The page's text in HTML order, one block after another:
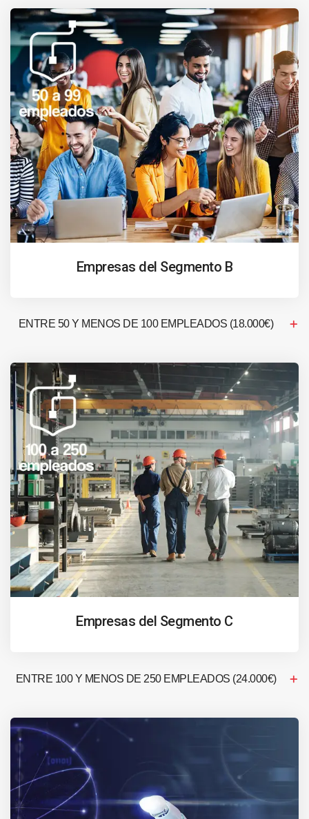
Empresas del Segmento B
ENTRE 50 Y MENOS DE 100 EMPLEADOS (18.000€)
Empresas del Segmento C
ENTRE 100 Y MENOS DE 250 EMPLEADOS (24.000€)